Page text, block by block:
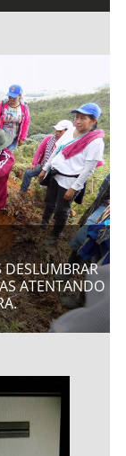
DESLUMBRAR
ATENTANDO